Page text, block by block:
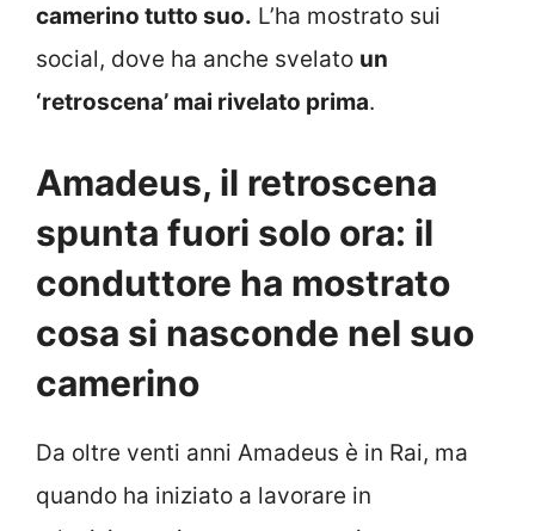
camerino tutto suo. L’ha mostrato sui
social, dove ha anche svelato un
‘retroscena’ mai rivelato prima.
Amadeus, il retroscena
spunta fuori solo ora: il
conduttore ha mostrato
cosa si nasconde nel suo
camerino
Da oltre venti anni Amadeus è in Rai, ma
quando ha iniziato a lavorare in